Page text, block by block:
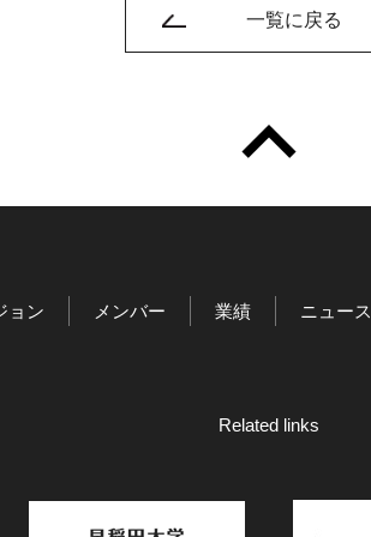
一覧に戻る
ョン メンバー 業績 ニュース
Related links